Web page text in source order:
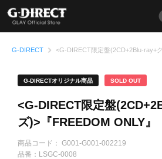
G-DIRECT
G-DIRECTオリジナル商品 SOLD OUT
<G-DIRECT限定盤
ズ)>『FREEDOM ONLY』
商品コード： G001-G001-002219
品番： LSGC-0008